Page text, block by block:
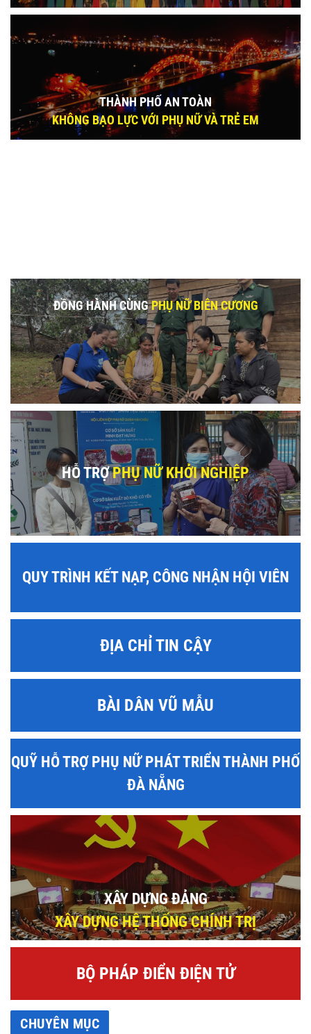
THÀNH PHỐ AN TOÀN
KHÔNG BẠO LỰC VỚI PHỤ NỮ VÀ TRẺ EM
ĐỒNG HÀNH CÙNGPHỤ NỮ BIÊN CƯƠNG
HỖ TRỢPHỤ NỮ KHỞI NGHIỆP
QUY TRÌNH KẾT NẠP, CÔNG NHẬN HỘI VIÊN
ĐỊA CHỈ TIN CẬY
BÀI DÂN VŨ MẪU
QUỸ HỖ TRỢ PHỤ NỮ PHÁT TRIỂN THÀNH PHỐ
ĐÀ NẴNG
XÂY DỰNG ĐẢNG
XÂY DỰNG HỆ THỐNG CHÍNH TRỊ
BỘ PHÁP ĐIỂN ĐIỆN TỬ
CHUYÊN MỤC